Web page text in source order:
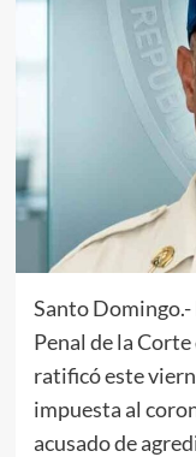
Santo Domingo.-
Penal de la
ratificó este
impuesta al
acusado de